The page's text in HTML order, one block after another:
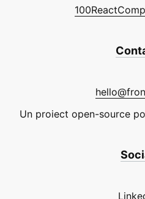
Un proiect open-source